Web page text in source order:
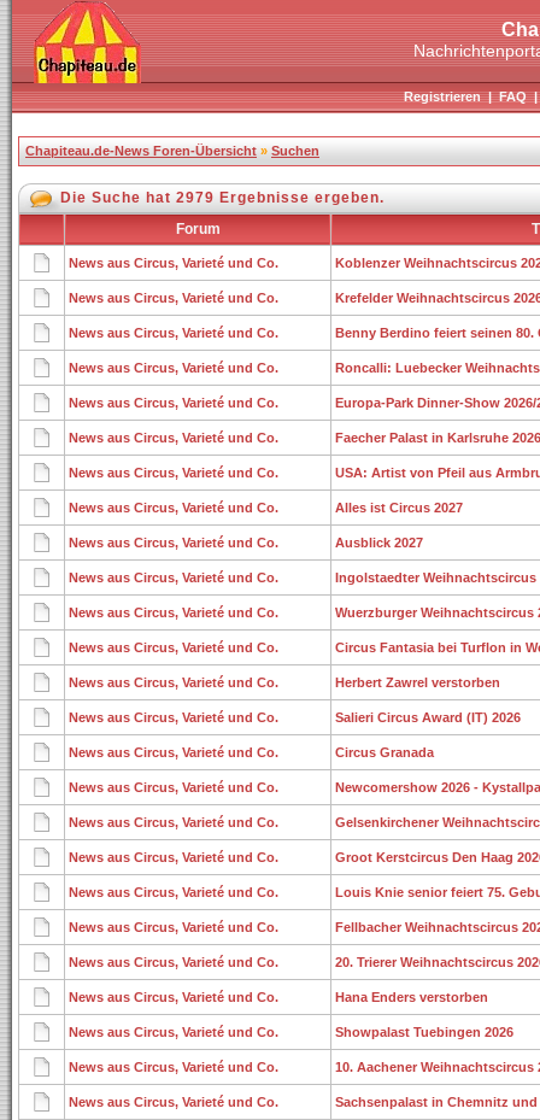
Registrieren|FAQ
Chapiteau.de-News Foren-Übersicht » Suchen
Die Suche hat 2979 Ergebnisse ergeben.
Forum
News aus Circus, Varieté und Co. Koblenzer Weihnachtscircus
News aus Circus, Varieté und Co. Krefelder Weihnachtscircus
News aus Circus, Varieté und Co. Benny Berdino feiert seinen 80.
News aus Circus, Varieté und Co. Roncalli: Luebecker
News aus Circus, Varieté und Co. Europa-Park Dinner-Show 2026/
News aus Circus, Varieté und Co. Faecher Palast in Karlsruhe
News aus Circus, Varieté und Co. USA: Artist von Pfeil aus
News aus Circus, Varieté und Co. Alles ist Circus 2027
News aus Circus, Varieté und Co. Ausblick 2027
News aus Circus, Varieté und Co. Ingolstaedter Weihnachtscircus
News aus Circus, Varieté und Co. Wuerzburger Weihnachtscircus
News aus Circus, Varieté und Co. Circus Fantasia bei Turflon in
News aus Circus, Varieté und Co. Herbert Zawrel verstorben
News aus Circus, Varieté und Co. Salieri Circus Award (IT) 2026
News aus Circus, Varieté und Co. Circus Granada
News aus Circus, Varieté und Co. Newcomershow 2026 -
News aus Circus, Varieté und Co. Gelsenkirchener
News aus Circus, Varieté und Co. Groot Kerstcircus Den Haag
News aus Circus, Varieté und Co. Louis Knie senior feiert 75.
News aus Circus, Varieté und Co. Fellbacher Weihnachtscircus
News aus Circus, Varieté und Co. 20. Trierer Weihnachtscircus
News aus Circus, Varieté und Co. Hana Enders verstorben
News aus Circus, Varieté und Co. Showpalast Tuebingen 2026
News aus Circus, Varieté und Co. 10. Aachener Weihnachtscircus
News aus Circus, Varieté und Co. Sachsenpalast in Chemnitz und